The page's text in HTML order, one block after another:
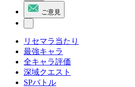
ご意見
リセマラ当たり
最強キャラ
全キャラ評価
深域クエスト
SPバトル